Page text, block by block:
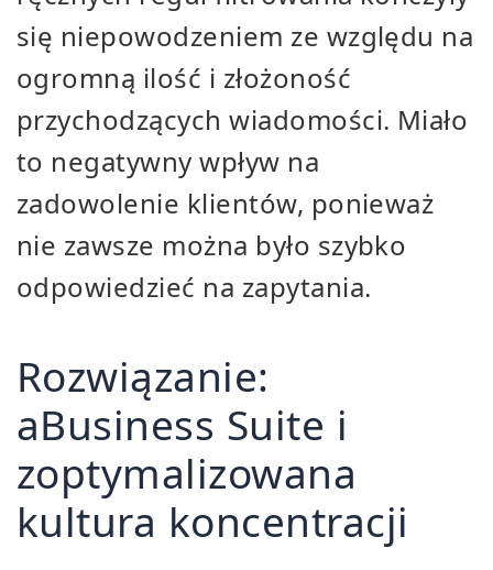
się niepowodzeniem ze względu na
ogromną ilość i złożoność
przychodzących wiadomości. Miało
to negatywny wpływ na
zadowolenie klientów, ponieważ
nie zawsze można było szybko
odpowiedzieć na zapytania.
Rozwiązanie:
aBusiness Suite i
zoptymalizowana
kultura koncentracji